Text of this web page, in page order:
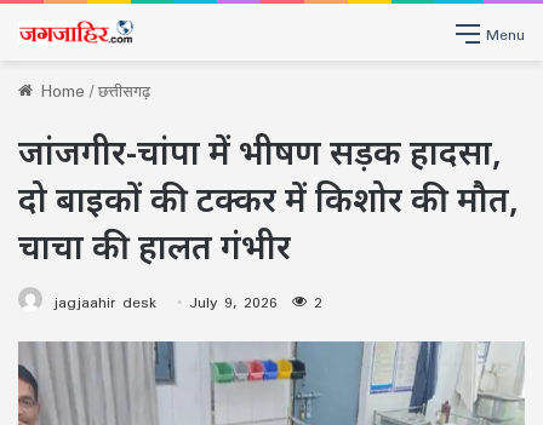
Menu
Home/छत्तीसगढ़
जांजगीर-चांपा में भीषण सड़क हादसा,
दो बाइकों की टक्कर में किशोर की मौत,
चाचा की हालत गंभीर
jagjaahir desk July 9, 2026 2